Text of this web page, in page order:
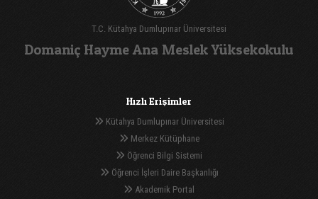
T.C. Kütahya Dumlupınar Üniversitesi
Domaniç Hayme Ana Meslek Yüksekokulu
Hızlı Erişimler
Kütahya Dumlupınar Üniversitesi
Merkez Kütüphane
Öğrenci Bilgi Sistemi
Öğrenci İşleri Daire Başkanlığı
Akademik Portal